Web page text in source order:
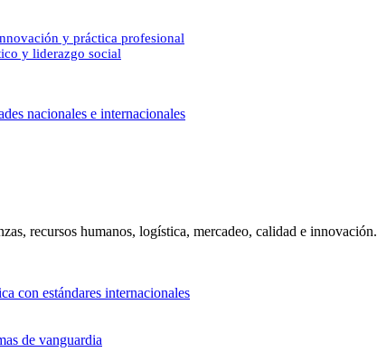
y práctica profesional
y liderazgo social
nacionales e internacionales
recursos humanos, logística, mercadeo, calidad e innovación.
con estándares internacionales
de vanguardia